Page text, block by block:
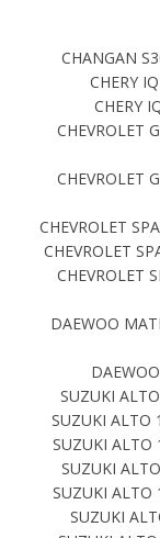
CHANGAN
CHERY
CHERY
CHEVROLET
CHEVROLET
CHEVROLET
CHEVROLET
CHEVROLET
DAEWOO
SUZUKI
SUZUKI ALTO
SUZUKI ALTO
SUZUKI
SUZUKI ALTO
SUZUKI